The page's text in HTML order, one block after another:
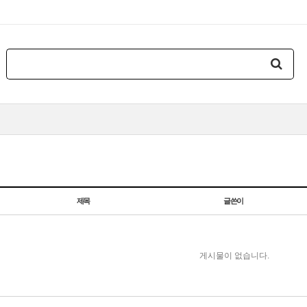
제목 글쓴이
게시물이 없습니다.